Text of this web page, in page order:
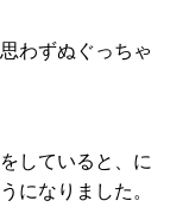
わずぬぐっちゃ
していると、に
になりました。